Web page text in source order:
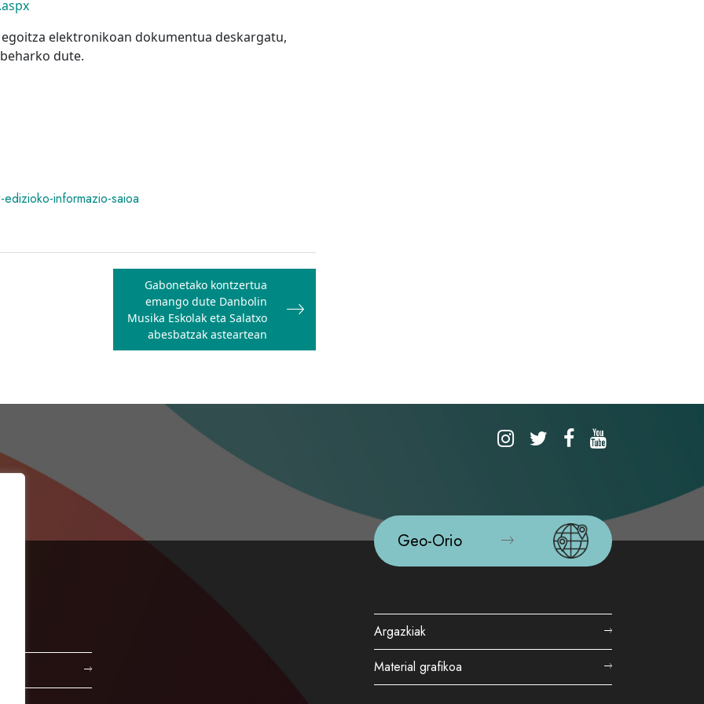
elektronikoan dokumentua deskargatu,
dute.
informazio-saioa
Gabonetako kontzertua
emango dute Danbolin
Musika Eskolak eta Salatxo
abesbatzak asteartean
Geo-Orio
Argazkiak
Material grafikoa